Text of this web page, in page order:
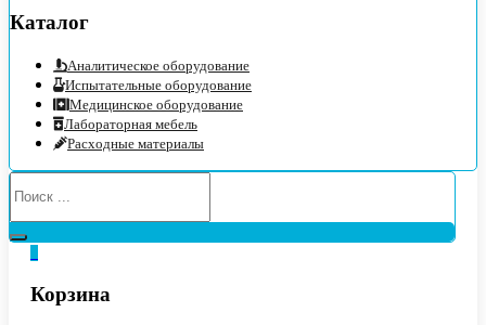
Каталог
Аналитическое оборудование
Испытательные оборудование
Медицинское оборудование
Лабораторная мебель
Расходные материалы
Корзина